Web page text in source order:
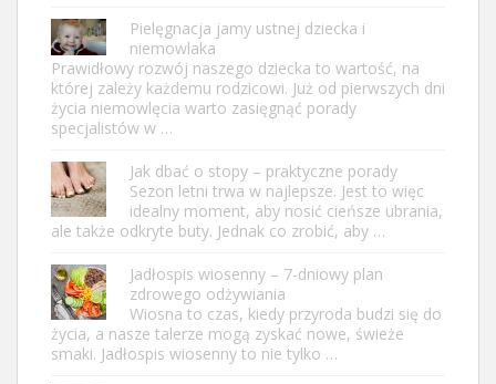
Pielęgnacja jamy ustnej dziecka i
niemowlaka
Prawidłowy rozwój naszego dziecka to wartość, na
której zależy każdemu rodzicowi. Już od pierwszych dni
życia niemowlęcia warto zasięgnąć porady
specjalistów w …
Jak dbać o stopy – praktyczne porady
Sezon letni trwa w najlepsze. Jest to więc
idealny moment, aby nosić cieńsze ubrania,
ale także odkryte buty. Jednak co zrobić, aby …
Jadłospis wiosenny – 7-dniowy plan
zdrowego odżywiania
Wiosna to czas, kiedy przyroda budzi się do
życia, a nasze talerze mogą zyskać nowe, świeże
smaki. Jadłospis wiosenny to nie tylko …